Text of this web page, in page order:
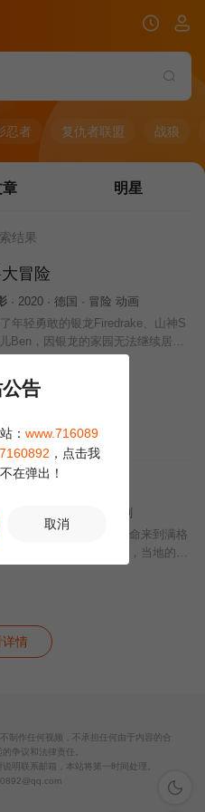
忍者 复仇者联盟 战狼
明星
结果
冒险
· 2020 · 德国 · 冒险 动画
年轻勇敢的银龙Firedrake、山神S
Ben，因银龙的家园无法继续居
踏上去喜马拉雅山脉寻找着天堂谷
龙族避风港的冒险之旅，在这段神
中，他们遭遇了各种
详情
· 1983 · 英国 · 剧情 喜剧
名美国商人奉公司之命来到满格
谈收购土地兴建石油工厂，当地的风
详情
深色模
制作任何视频，不承担任何由于内容的合
争议和法律责任。
明联系邮箱，本站将第一时间处理。
公告
： www.716089
7160892 ，点击我
在弹出！
取消